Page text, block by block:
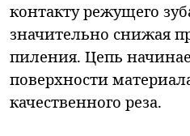
контакту режущего
значительно снижая
пиления. Цепь
поверхности
качественного реза.